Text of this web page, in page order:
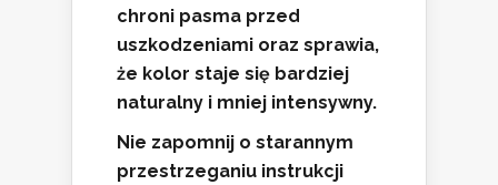
chroni pasma przed
uszkodzeniami oraz sprawia,
że kolor staje się bardziej
naturalny i mniej intensywny.
Nie zapomnij o starannym
przestrzeganiu instrukcji